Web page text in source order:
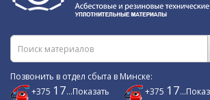
Позвонить в отдел сбыта в Минске:
+375 17...Показать
+375 17